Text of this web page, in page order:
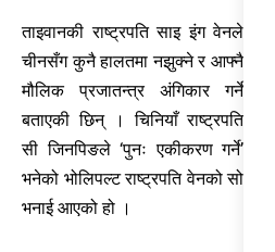
ताइवानकी राष्ट्रपति साइ इंग वेनले
चीनसँग कुनै हालतमा नझुक्ने र आफ्नै
मौलिक प्रजातन्त्र अंगिकार गर्ने
बताएकी छिन् । चिनियाँ राष्ट्रपति
सी जिनपिङले ‘पुनः एकीकरण गर्ने’
भनेको भोलिपल्ट राष्ट्रपति वेनको सो
भनाई आएको हो ।